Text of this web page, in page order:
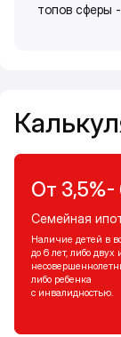
топов сферы
От 3,5%-
Семейная
Наличие детей в
до 6 лет, либо двух
либо ребенка
с инвалидностью.